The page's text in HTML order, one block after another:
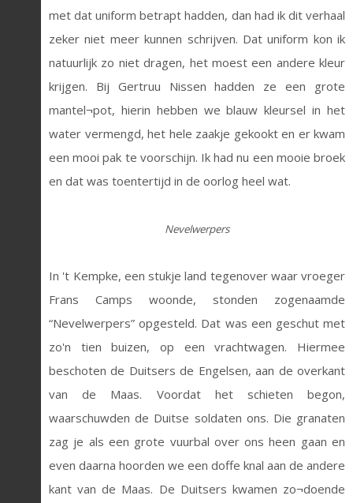
met dat uniform betrapt hadden, dan had ik dit verhaal
zeker niet meer kunnen schrijven. Dat uniform kon ik
natuurlijk zo niet dragen, het moest een andere kleur
krijgen. Bij Gertruu Nissen hadden ze een grote
mantel¬pot, hierin hebben we blauw kleursel in het
water vermengd, het hele zaakje gekookt en er kwam
een mooi pak te voorschijn. Ik had nu een mooie broek
en dat was toentertijd in de oorlog heel wat.
Nevelwerpers
In 't Kempke, een stukje land tegenover waar vroeger
Frans Camps woonde, stonden zogenaamde
“Nevelwerpers” opgesteld. Dat was een geschut met
zo'n tien buizen, op een vrachtwagen. Hiermee
beschoten de Duitsers de Engelsen, aan de overkant
van de Maas. Voordat het schieten begon,
waarschuwden de Duitse soldaten ons. Die granaten
zag je als een grote vuurbal over ons heen gaan en
even daarna hoorden we een doffe knal aan de andere
kant van de Maas. De Duitsers kwamen zo¬doende